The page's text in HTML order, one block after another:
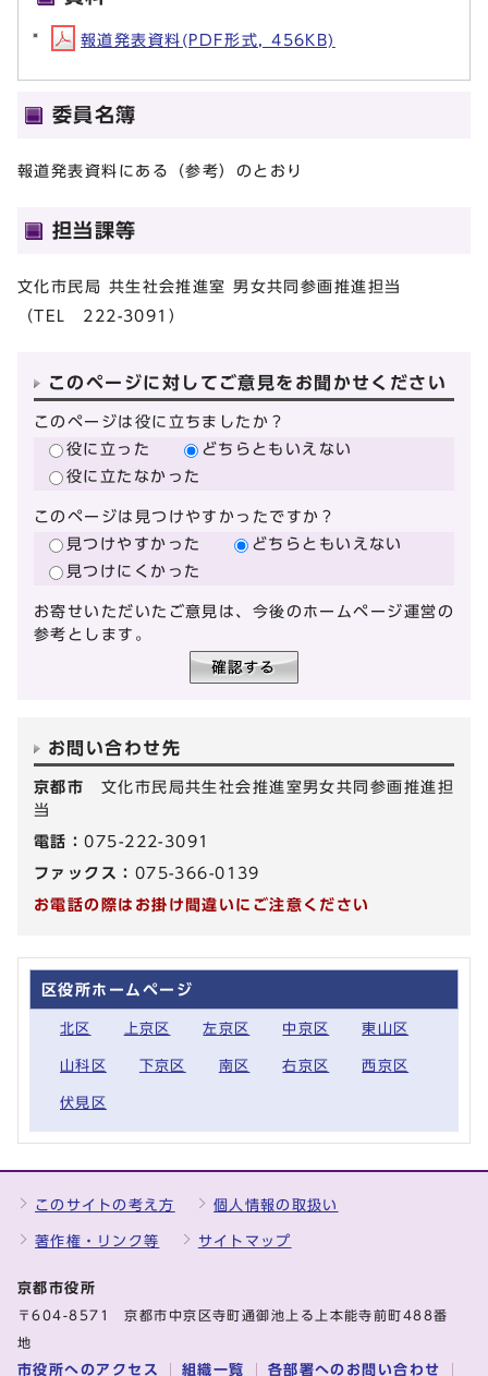
報道発表資料(PDF形式, 456KB)
委員名簿
報道発表資料にある（参考）のとおり
担当課等
文化市民局 共生社会推進室 男女共同参画推進担当
（TEL 222-3091）
このページに対してご意見をお聞かせください
このページは役に立ちましたか？
役に立った
どちらともいえない
役に立たなかった
このページは見つけやすかったですか？
見つけやすかった
どちらともいえない
見つけにくかった
お寄せいただいたご意見は、今後のホームページ運営の
参考とします。
お問い合わせ先
京都市 文化市民局共生社会推進室男女共同参画推進担
当
電話：075-222-3091
ファックス： 075-366-0139
お電話の際はお掛け間違いにご注意ください
区役所ホームページ
北区 上京区 左京区 中京区 東山区
山科区 下京区 南区 右京区 西京区
伏見区
このサイトの考え方 個人情報の取扱い
著作権・リンク等 サイトマップ
京都市役所
〒604-8571 京都市中京区寺町通御池上る上本能寺前町488番
地
市役所へのアクセス 組織一覧 各部署へのお問い合わせ